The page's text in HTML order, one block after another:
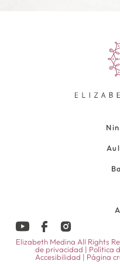
Elizabeth Medina All Rights
de privacidad | Política
Accesibilidad | Página